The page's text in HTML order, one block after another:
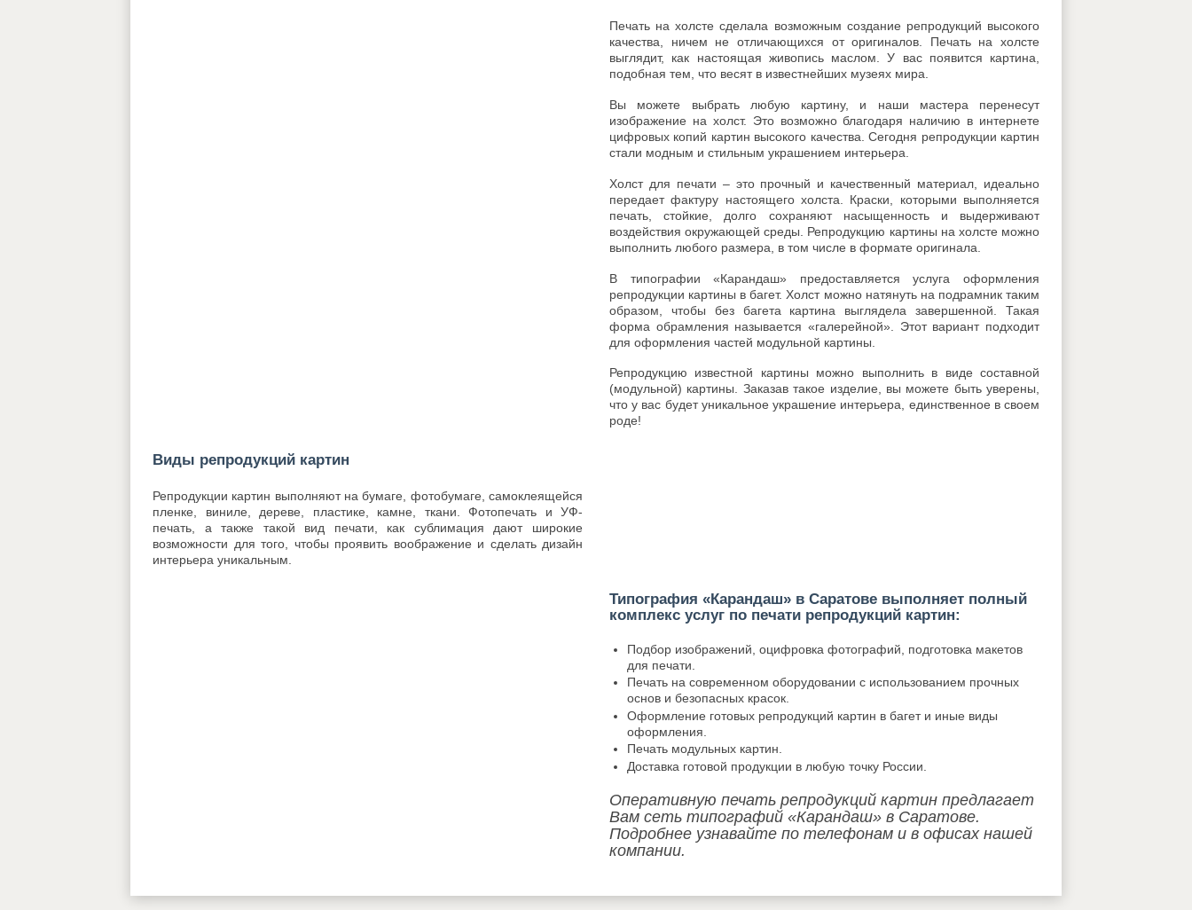
Печать на холсте сделала возможным создание репродукций высокого
качества, ничем не отличающихся от оригиналов. Печать на холсте
выглядит, как настоящая живопись маслом. У вас появится картина,
подобная тем, что весят в известнейших музеях мира.
Вы можете выбрать любую картину, и наши мастера перенесут
изображение на холст. Это возможно благодаря наличию в интернете
цифровых копий картин высокого качества. Сегодня репродукции картин
стали модным и стильным украшением интерьера.
Холст для печати – это прочный и качественный материал, идеально
передает фактуру настоящего холста. Краски, которыми выполняется
печать, стойкие, долго сохраняют насыщенность и выдерживают
воздействия окружающей среды. Репродукцию картины на холсте можно
выполнить любого размера, в том числе в формате оригинала.
В типографии «Карандаш» предоставляется услуга оформления
репродукции картины в багет. Холст можно натянуть на подрамник таким
образом, чтобы без багета картина выглядела завершенной. Такая
форма обрамления называется «галерейной». Этот вариант подходит
для оформления частей модульной картины.
Репродукцию известной картины можно выполнить в виде составной
(модульной) картины. Заказав такое изделие, вы можете быть уверены,
что у вас будет уникальное украшение интерьера, единственное в своем
роде!
Виды репродукций картин
Репродукции картин выполняют на бумаге, фотобумаге, самоклеящейся
пленке, виниле, дереве, пластике, камне, ткани. Фотопечать и УФ-
печать, а также такой вид печати, как сублимация дают широкие
возможности для того, чтобы проявить воображение и сделать дизайн
интерьера уникальным.
Типография «Карандаш» в Саратове выполняет полный
комплекс услуг по печати репродукций картин:
Подбор изображений, оцифровка фотографий, подготовка макетов
для печати.
Печать на современном оборудовании с использованием прочных
основ и безопасных красок.
Оформление готовых репродукций картин в багет и иные виды
оформления.
Печать модульных картин.
Доставка готовой продукции в любую точку России.
Оперативную печать репродукций картин предлагает
Вам сеть типографий «Карандаш» в Саратове.
Подробнее узнавайте по телефонам и в офисах нашей
компании.